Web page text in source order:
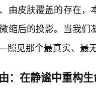
由皮肤覆盖的存在
缩后的投影。当我
照见那个最真实、最
：在静谧中重构